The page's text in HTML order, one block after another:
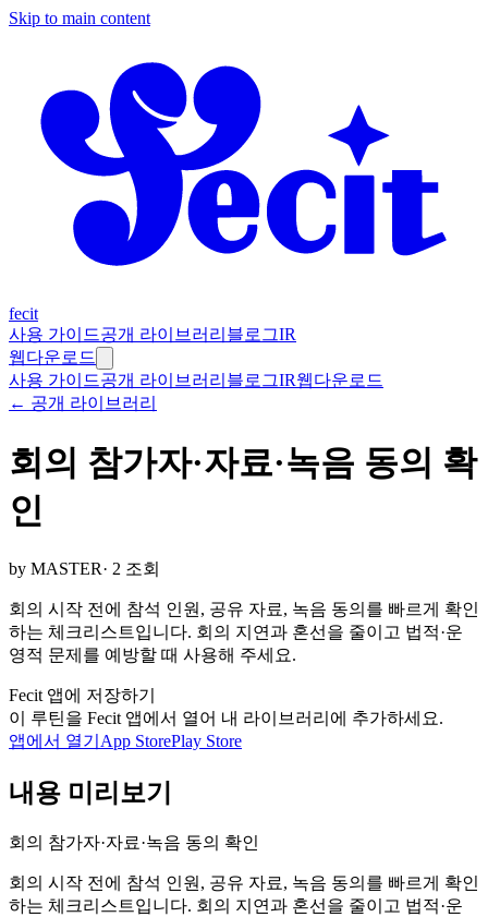
Skip to main content
fecit
사용 가이드공개 라이브러리 블로그IR
웹다운로드
사용 가이드공개 라이브러리 블로그IR웹다운로드
← 공개 라이브러리
회의 참가자·자료·녹음 동의 확
인
by MASTER· 2 조회
회의 시작 전에 참석 인원, 공유 자료, 녹음 동의를 빠르게 확인
하는 체크리스트입니다. 회의 지연과 혼선을 줄이고 법적·운
영적 문제를 예방할 때 사용해 주세요.
Fecit 앱에 저장하기
이 루틴을 Fecit 앱에서 열어 내 라이브러리에 추가하세요.
앱에서 열기 App StorePlay Store
내용 미리보기
회의 참가자·자료·녹음 동의 확인
회의 시작 전에 참석 인원, 공유 자료, 녹음 동의를 빠르게 확인
하는 체크리스트입니다. 회의 지연과 혼선을 줄이고 법적·운